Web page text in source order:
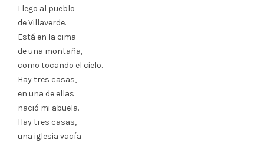
Llego al pueblo
de Villaverde.
Está en la cima
de una montaña,
como tocando el cielo.
Hay tres casas,
en una de ellas
nació mi abuela.
Hay tres casas,
una iglesia vacía